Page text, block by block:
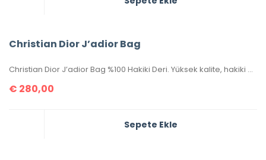
Christian Dior J’adior Bag
Christian Dior J’adior Bag %100 Hakiki Deri. Yüksek kalite, hakiki deri, ithal aksesuarlı, birebir üründür. Ebatı 26×17 cm dir. Kutulu, toz torbalı, sertifikalıdır.
€ 280,00
Sepete Ekle